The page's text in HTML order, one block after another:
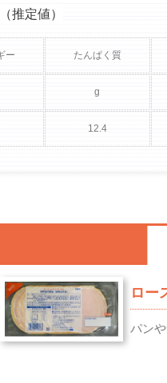
（推定値）
ー たんぱく質
g
12.4
ロ
パン